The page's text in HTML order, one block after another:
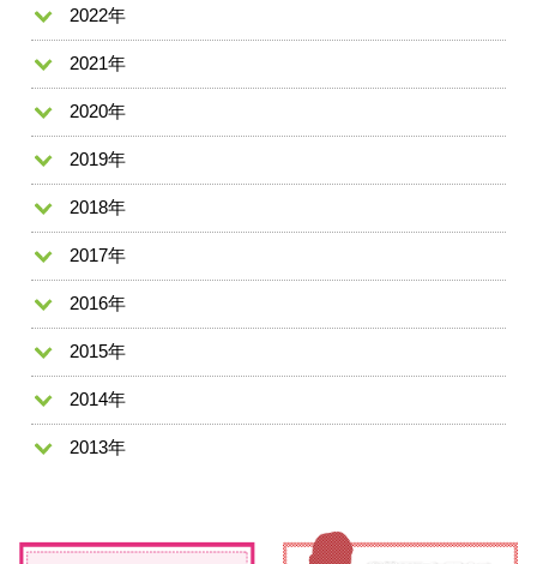
2022年
2021年
2020年
2019年
2018年
2017年
2016年
2015年
2014年
2013年